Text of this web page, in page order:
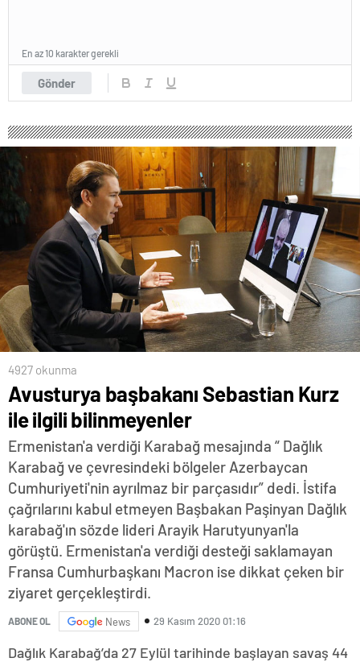
Gönder
En az 10 karakter gerekli
4927 okunma
Avusturya başbakanı Sebastian Kurz
ile ilgili bilinmeyenler
Ermenistan'a verdiği Karabağ mesajında “ Dağlık
Karabağ ve çevresindeki bölgeler Azerbaycan
Cumhuriyeti'nin ayrılmaz bir parçasıdır” dedi. İstifa
çağrılarını kabul etmeyen Başbakan Paşinyan Dağlık
karabağ'ın sözde lideri Arayik Harutyunyan'la
görüştü. Ermenistan'a verdiği desteği saklamayan
Fransa Cumhurbaşkanı Macron ise dikkat çeken bir
ziyaret gerçekleştirdi.
ABONE OL News 29 Kasım 2020 01:16
Dağlık Karabağ’da 27 Eylül tarihinde başlayan savaş 44